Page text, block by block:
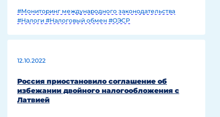
#Мониторинг международного законодательства
#Налоги #Налоговый обмен #ОЭСР
12.10.2022
Россия приостановило соглашение об
избежании двойного налогообложения с
Латвией